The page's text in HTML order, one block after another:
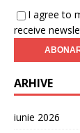
I agree to
receive
ARHIVE
iunie 2026